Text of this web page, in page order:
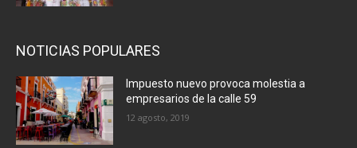
NOTICIAS POPULARES
Impuesto nuevo provoca molestia a
empresarios de la calle 59
12 agosto, 2019